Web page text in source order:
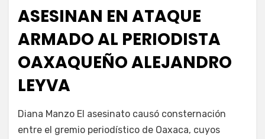
ASESINAN EN ATAQUE
ARMADO AL PERIODISTA
OAXAQUEÑO ALEJANDRO
LEYVA
Fernando Miranda Servín
Diana Manzo El asesinato causó consternación
entre el gremio periodístico de Oaxaca, cuyos